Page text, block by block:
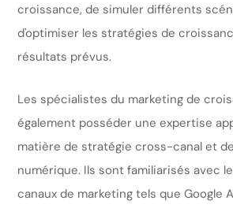
croissance, de simuler différents
d'optimiser les stratégies de
résultats prévus.
Les spécialistes du marketing de
également posséder une expertise
matière de stratégie cross-canal et
numérique. Ils sont familiarisés avec
canaux de marketing tels que Google